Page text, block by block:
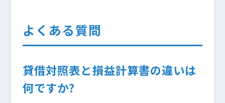
よくある質問
貸借対照表と損益計算書の違いは
何ですか?